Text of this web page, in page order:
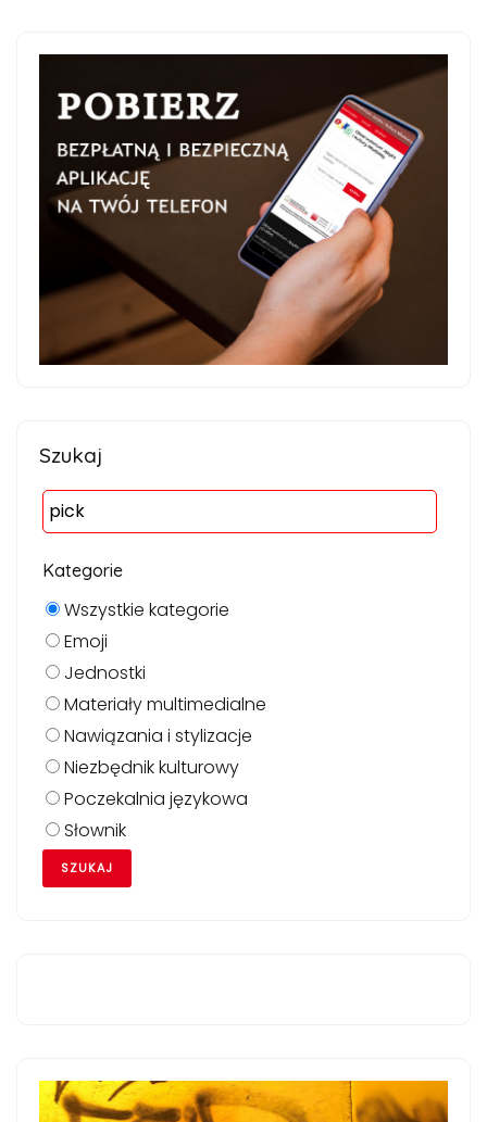
Szukaj
Kategorie
Wszystkie kategorie
Emoji
Jednostki
Materiały multimedialne
Nawiązania i stylizacje
Niezbędnik kulturowy
Poczekalnia językowa
Słownik